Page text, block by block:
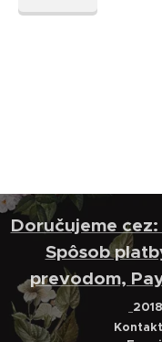
Doručujeme
Spôsob
prevodom,